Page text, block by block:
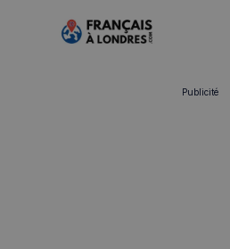
Publicité